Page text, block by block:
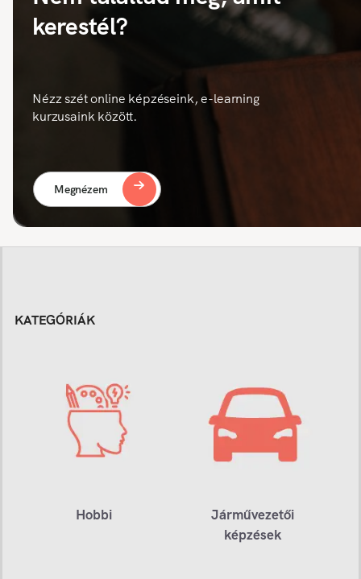
kerestél?
Nézz szét online képzéseink, e-learning
kurzusaink között.
Megnézem
KATEGÓRIÁK
Hobbi
Járművezetői
képzések